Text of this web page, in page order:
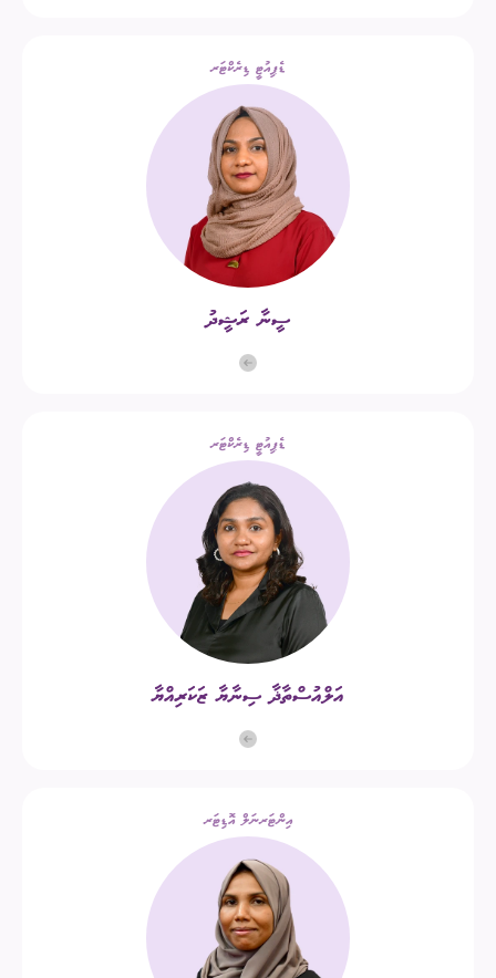
ޑެޕިއުޓީ ޑިރެކްޓަރ
ސީނާ ރަޝީދު
ޑެޕިއުޓީ ޑިރެކްޓަރ
އަލްއުސްތާޛާ ސިނާޔާ ޒަކަރިއްޔާ
އިންޓަރނަލް އޮޑިޓަރ